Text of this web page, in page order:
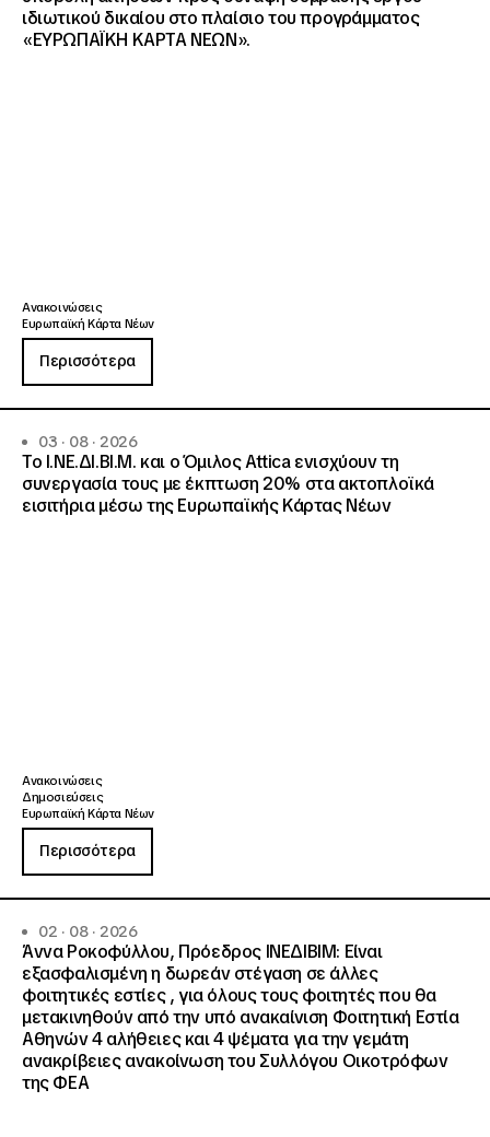
ιδιωτικού δικαίου στο πλαίσιο του προγράμματος
«ΕΥΡΩΠΑΪΚΗ ΚΑΡΤΑ ΝΕΩΝ».
Ανακοινώσεις
Ευρωπαϊκή Κάρτα Νέων
Περισσότερα
03 · 08 · 2026
Το Ι.ΝΕ.ΔΙ.ΒΙ.Μ. και o Όμιλος Attica ενισχύουν τη
συνεργασία τους με έκπτωση 20% στα ακτοπλοϊκά
εισιτήρια μέσω της Ευρωπαϊκής Κάρτας Νέων
Ανακοινώσεις
Δημοσιεύσεις
Ευρωπαϊκή Κάρτα Νέων
Περισσότερα
02 · 08 · 2026
Άννα Ροκοφύλλου, Πρόεδρος ΙΝΕΔΙΒΙΜ: Είναι
εξασφαλισμένη η δωρεάν στέγαση σε άλλες
φοιτητικές εστίες , για όλους τους φοιτητές που θα
μετακινηθούν από την υπό ανακαίνιση Φοιτητική Εστία
Αθηνών 4 αλήθειες και 4 ψέματα για την γεμάτη
ανακρίβειες ανακοίνωση του Συλλόγου Οικοτρόφων
της ΦΕΑ